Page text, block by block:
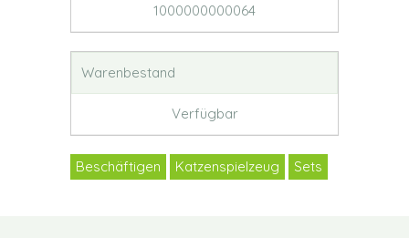
1000000000064
Warenbestand
Verfügbar
Beschäftigen Katzenspielzeug Sets